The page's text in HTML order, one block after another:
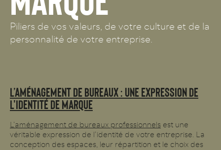
Piliers de vos valeurs, de votre culture et de la
personnalité de votre entreprise.
L’AMÉNAGEMENT DE BUREAUX : UNE EXPRESSION DE
L'IDENTITÉ DE MARQUE
L’aménagement de bureaux professionnels est une
véritable expression de l’identité de votre entreprise. La
conception des espaces, leur répartition et le choix des